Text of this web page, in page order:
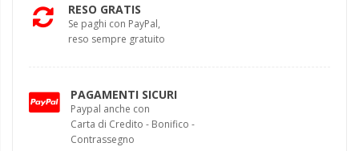
RESO GRATIS
Se paghi con PayPal,
reso sempre gratuito
PAGAMENTI SICURI
Paypal anche con
Carta di Credito - Bonifico -
Contrassegno